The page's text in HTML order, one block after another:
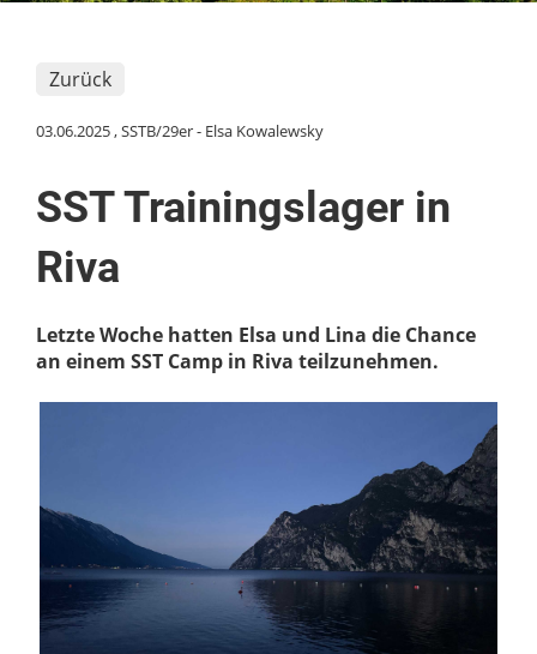
Zurück
03.06.2025, SSTB/29er - Elsa Kowalewsky
SST Trainingslager in
Riva
Letzte Woche hatten Elsa und Lina die Chance
an einem SST Camp in Riva teilzunehmen.